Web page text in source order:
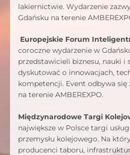
lakiernictwie. Wydarzenie
Gdańsku na terenie
Europejskie Forum
coroczne wydarzenie w
przedstawicieli biznesu, nauki i
dyskutować o innowacjach,
kompetencji. Event odbywa się
na terenie AMBEREXPO.
Międzynarodowe Targi
największe w Polsce targi
przemysłu kolejowego. Na
producenci taboru,